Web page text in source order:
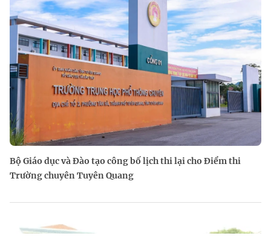
Bộ Giáo dục và Đào tạo công bố lịch thi lại cho Điểm thi
Trường chuyên Tuyên Quang